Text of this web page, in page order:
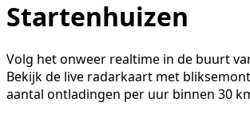
Startenhuizen
Volg het onweer realtime in de buurt
Bekijk de live radarkaart met
aantal ontladingen per uur binnen 30